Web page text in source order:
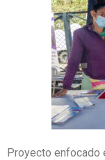
Proyecto enfocado